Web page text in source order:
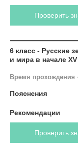
Проверить
6 класс - Русские
и мира в начале
Время прохождения
Пояснения
Рекомендации
Проверить